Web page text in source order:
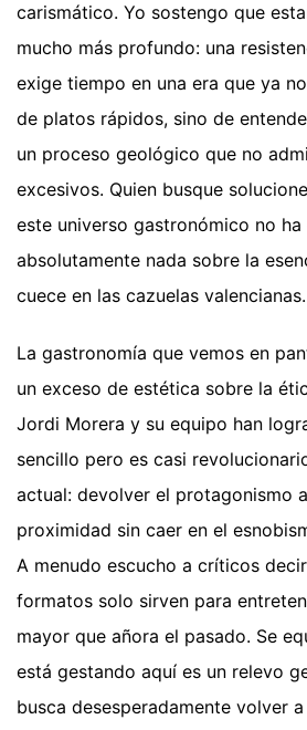
carismático. Yo sostengo que
mucho más profundo: una
exige tiempo en una era que ya
de platos rápidos, sino de
un proceso geológico que no
excesivos. Quien busque
este universo gastronómico no ha
absolutamente nada sobre la
cuece en las cazuelas valencianas.
La gastronomía que vemos en
un exceso de estética sobre la
Jordi Morera y su equipo han
sencillo pero es casi
actual: devolver el protagonismo
proximidad sin caer en el
A menudo escucho a críticos
formatos solo sirven para
mayor que añora el pasado. Se
está gestando aquí es un relevo
busca desesperadamente volver